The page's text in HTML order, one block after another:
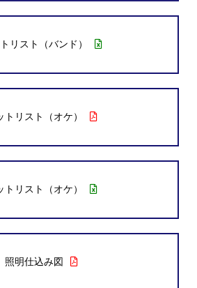
リスト（バンド）
トリスト（オケ）
トリスト（オケ）
照明仕込み図